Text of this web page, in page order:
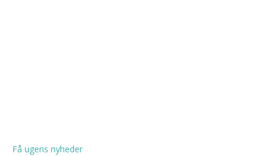
Få ugens nyheder